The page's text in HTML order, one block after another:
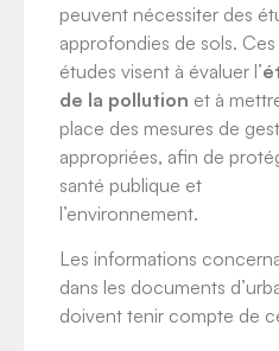
peuvent nécessiter des
approfondies de sols. Ces
études visent à évaluer l’
de la pollution et à
place des mesures de
appropriées, afin de
santé publique et
l’environnement.
Les informations
dans les documents
doivent tenir compte de